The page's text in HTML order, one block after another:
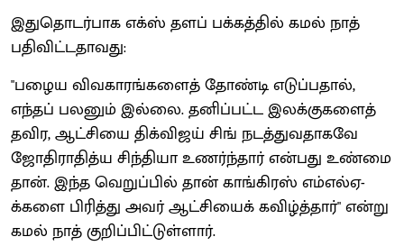
இதுதொடர்பாக எக்ஸ் தளப் பக்கத்தில் கமல் நாத்
பதிவிட்டதாவது:
"பழைய விவகாரங்களைத் தோண்டி எடுப்பதால்,
எந்தப் பலனும் இல்லை. தனிப்பட்ட இலக்குகளைத்
தவிர, ஆட்சியை திக்விஜய் சிங் நடத்துவதாகவே
ஜோதிராதித்ய சிந்தியா உணர்ந்தார் என்பது உண்மை
தான். இந்த வெறுப்பில் தான் காங்கிரஸ் எம்எல்ஏ-
க்களை பிரித்து அவர் ஆட்சியைக் கவிழ்த்தார்" என்று
கமல் நாத் குறிப்பிட்டுள்ளார்.